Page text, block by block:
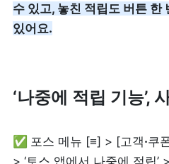
포스 무료 다운로드
수 있고, 놓친 적립도 버튼 한
있어요.
‘나중에 적립 기능’,
✅ 포스 메뉴 [≡] > [고객·쿠